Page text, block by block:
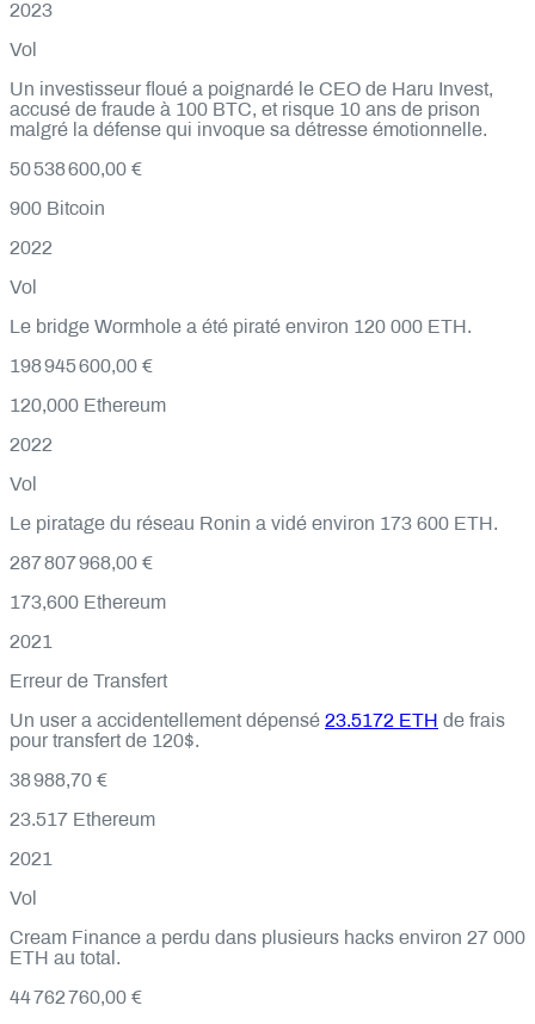
2023
Vol
Un investisseur floué a poignardé le CEO de Haru Invest,
accusé de fraude à 100 BTC, et risque 10 ans de prison
malgré la défense qui invoque sa détresse émotionnelle.
50 538 600,00 €
900 Bitcoin
2022
Vol
Le bridge Wormhole a été piraté environ 120 000 ETH.
198 945 600,00 €
120,000 Ethereum
2022
Vol
Le piratage du réseau Ronin a vidé environ 173 600 ETH.
287 807 968,00 €
173,600 Ethereum
2021
Erreur de Transfert
Un user a accidentellement dépensé 23.5172 ETH de frais
pour transfert de 120$.
38 988,70 €
23.517 Ethereum
2021
Vol
Cream Finance a perdu dans plusieurs hacks environ 27 000
ETH au total.
44 762 760,00 €